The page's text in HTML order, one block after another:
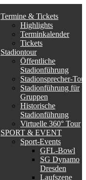
Termine & Tickets
Highlights
Terminkalender
Tickets
Stadiontour
Öffentliche
Stadionführung
Stadionsprecher-
Stadionführung für
Gruppen
Historische
Stadionführung
Virtuelle 360° Tour
SPORT & EVENT
Sport-Events
GFL-Bowl
SG Dynamo
Dresden
Laufszene